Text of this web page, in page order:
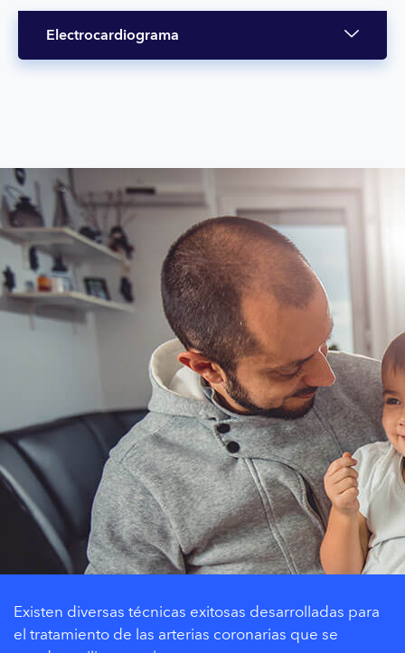
Electrocardiograma
Existen diversas técnicas exitosas desarrolladas para
el tratamiento de las arterias coronarias que se